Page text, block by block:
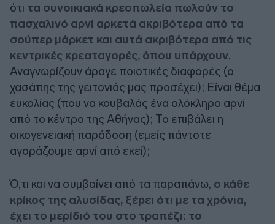
ότι τα συνοικιακά κρεοπωλεία πωλούν το
πασχαλινό αρνί αρκετά ακριβότερα από τα
σούπερ μάρκετ και αυτά ακριβότερα από τις
κεντρικές κρεαταγορές, όπου υπάρχουν.
Αναγνωρίζουν άραγε ποιοτικές διαφορές (ο
χασάπης της γειτονιάς μας προσέχει); Είναι θέμα
ευκολίας (που να κουβαλάς ένα ολόκληρο αρνί
από το κέντρο της Αθήνας); Το επιβάλει η
οικογενειακή παράδοση (εμείς πάντοτε
αγοράζουμε αρνί από εκεί);
Ό,τι και να συμβαίνει από τα παραπάνω, ο κάθε
κρίκος της αλυσίδας, ξέρει ότι με τα χρόνια,
έχει το μερίδιό του στο τραπέζι: το